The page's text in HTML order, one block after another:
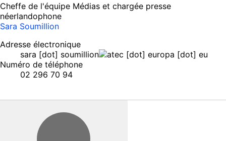
Cheffe de l'équipe Médias et chargée presse
néerlandophone
Sara Soumillion
Adresse électronique
sara [dot] soumillion ec [dot] europa [dot] eu
Numéro de téléphone
02 296 70 94